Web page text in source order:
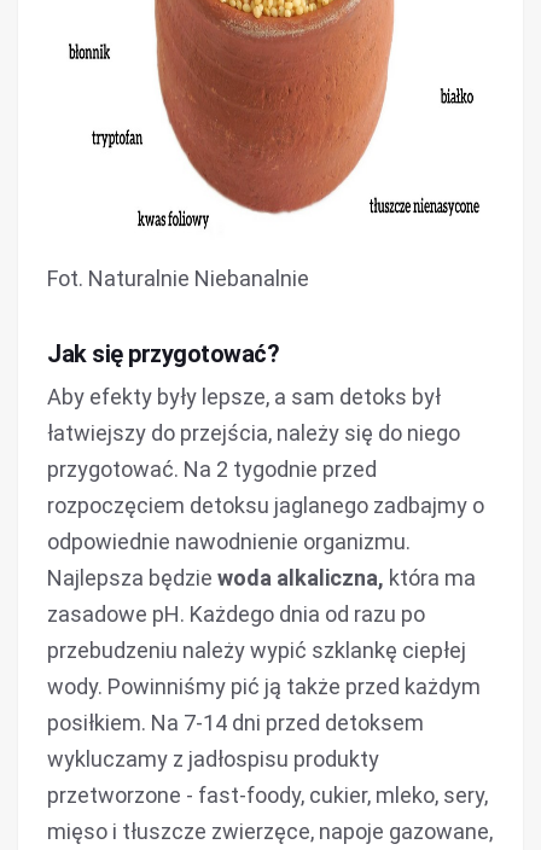
Fot. Naturalnie Niebanalnie
Jak się przygotować?
Aby efekty były lepsze, a sam detoks był
łatwiejszy do przejścia, należy się do niego
przygotować. Na 2 tygodnie przed
rozpoczęciem detoksu jaglanego zadbajmy o
odpowiednie nawodnienie organizmu.
Najlepsza będzie woda alkaliczna, która ma
zasadowe pH. Każdego dnia od razu po
przebudzeniu należy wypić szklankę ciepłej
wody. Powinniśmy pić ją także przed każdym
posiłkiem. Na 7-14 dni przed detoksem
wykluczamy z jadłospisu produkty
przetworzone - fast-foody, cukier, mleko, sery,
mięso i tłuszcze zwierzęce, napoje gazowane,